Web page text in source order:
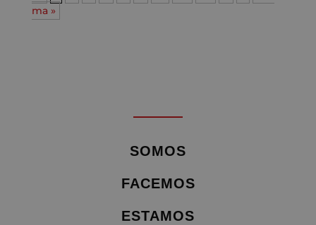
ma »
SOMOS
FACEMOS
ESTAMOS